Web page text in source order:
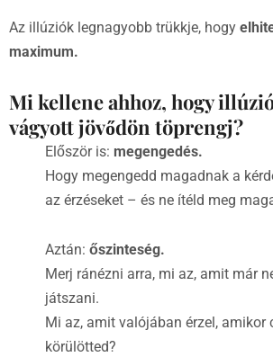
Az illúziók legnagyobb trükkje, hogy
maximum.
Mi kellene ahhoz, hogy
vágyott jövődön töprengj?
Először is: megengedés.
Hogy megengedd magadnak a
az érzéseket – és ne ítéld meg
Aztán: őszinteség.
Merj ránézni arra, mi az, amit már
játszani.
Mi az, amit valójában érzel, amikor
körülötted?